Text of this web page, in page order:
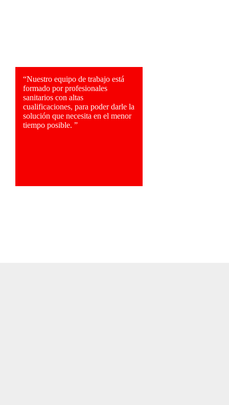
“Nuestro equipo de trabajo está
formado por profesionales
sanitarios con altas
cualificaciones, para poder darle la
solución que necesita en el menor
tiempo posible. ”